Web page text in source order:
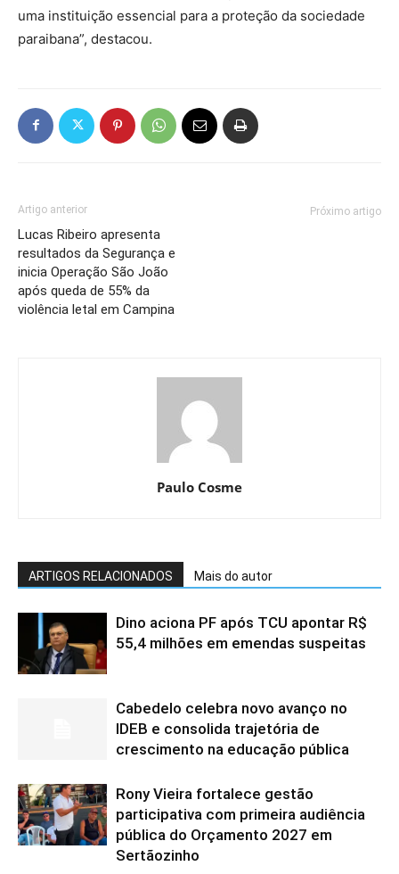
uma instituição essencial para a proteção da sociedade
paraibana”, destacou.
Artigo anterior
Lucas Ribeiro apresenta
resultados da Segurança e
inicia Operação São João
após queda de 55% da
violência letal em Campina
Próximo artigo
Paulo Cosme
ARTIGOS RELACIONADOS Mais do autor
Dino aciona PF após TCU apontar R$
55,4 milhões em emendas suspeitas
Cabedelo celebra novo avanço no
IDEB e consolida trajetória de
crescimento na educação pública
Rony Vieira fortalece gestão
participativa com primeira audiência
pública do Orçamento 2027 em
Sertãozinho